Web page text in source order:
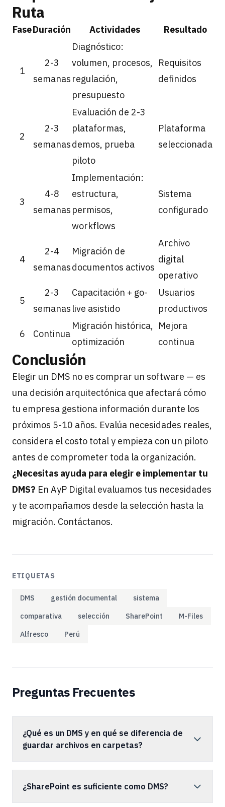
Ruta
FaseDuración Actividades Resultado
1
2-3
semanas
Diagnóstico:
volumen, procesos,
regulación,
presupuesto
Requisitos
definidos
2
2-3
semanas
Evaluación de 2-3
plataformas,
demos, prueba
piloto
Plataforma
seleccionada
3
4-8
semanas
Implementación:
estructura,
permisos,
workflows
Sistema
configurado
4
2-4
semanas
Migración de
documentos activos
Archivo
digital
operativo
5
2-3
semanas
Capacitación + go-
live asistido
Usuarios
productivos
6 Continua
Migración histórica,
optimización
Mejora
continua
Conclusión
Elegir un DMS no es comprar un software — es
una decisión arquitectónica que afectará cómo
tu empresa gestiona información durante los
próximos 5-10 años. Evalúa necesidades reales,
considera el costo total y empieza con un piloto
antes de comprometer toda la organización.
¿Necesitas ayuda para elegir e implementar tu
DMS? En AyP Digital evaluamos tus necesidades
y te acompañamos desde la selección hasta la
migración. Contáctanos.
ETIQUETAS
DMS gestión documental
sistema
comparativa
selección SharePoint
M-Files
Alfresco
Perú
Preguntas Frecuentes
¿Qué es un DMS y en qué se diferencia de
guardar archivos en carpetas?
¿SharePoint es suficiente como DMS?